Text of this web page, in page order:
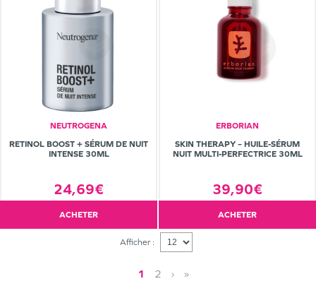
NEUTROGENA
RETINOL BOOST + SÉRUM DE NUIT
INTENSE 30ML
24,69€
ACHETER
ERBORIAN
SKIN THERAPY – HUILE-SÉRUM
NUIT MULTI-PERFECTRICE 30ML
39,90€
ACHETER
Afficher :
1 2 › »